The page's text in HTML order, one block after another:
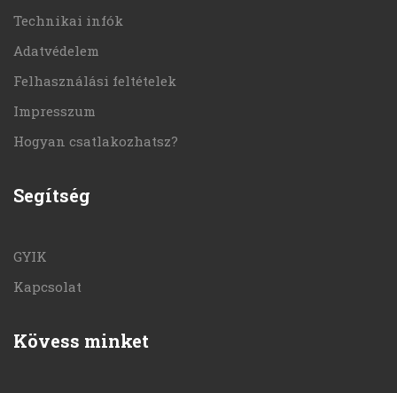
Technikai infók
Adatvédelem
Felhasználási feltételek
Impresszum
Hogyan csatlakozhatsz?
Segítség
GYIK
Kapcsolat
Kövess minket